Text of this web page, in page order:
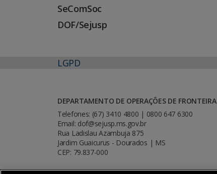
SeComSoc
DOF/Sejusp
LGPD
DEPARTAMENTO DE OPERAÇÕES DE FRONTEIRA
Telefones: (67) 3410 4800 | 0800 647 6300
Email: dof@sejusp.ms.gov.br
Rua Ladislau Azambuja 875
Jardim Guaicurus - Dourados | MS
CEP: 79.837-000